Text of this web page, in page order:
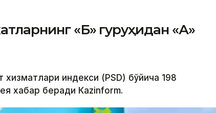
«Б» гуруҳидан «А»
хизматлари индекси (PSD) бўйича 198
хабар беради Кazinform.